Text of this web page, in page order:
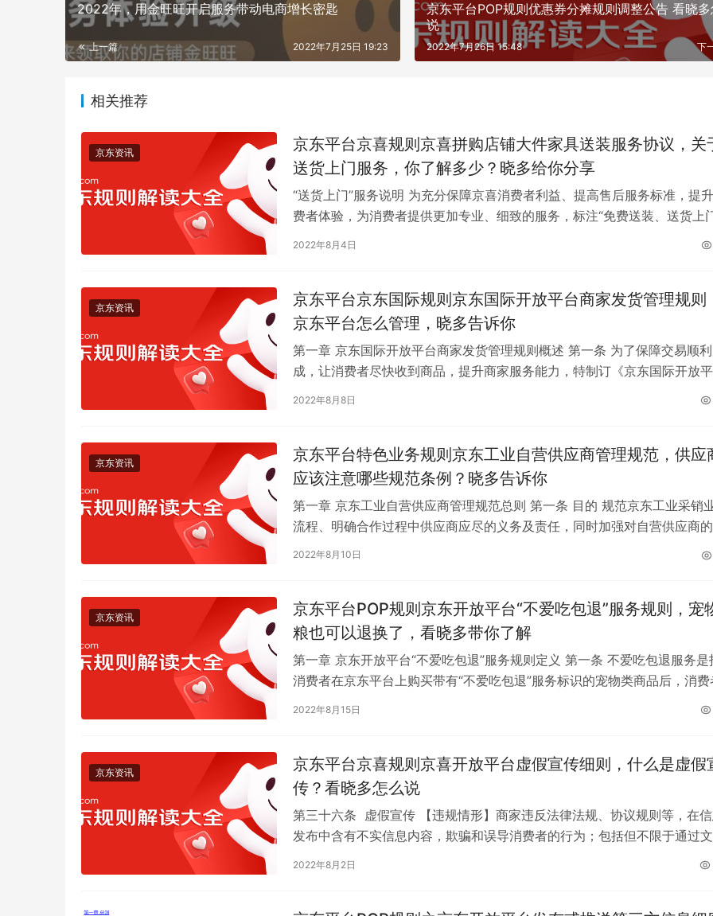
2022年，用金旺旺开启服务带动电商增长密匙
上一篇 2022年7月25日 19:23
京东平台POP规则优惠券分摊规则调整公告 看晓多怎么
说
下
2022年7月26日 15:48
相关推荐
京东资讯
京东平台京喜规则京喜拼购店铺大件家具送装服务协议，关
送货上门服务，你了解多少？晓多给你分享
“送货上门”服务说明 为充分保障京喜消费者利益、提高售后服务标准，提
费者体验，为消费者提供更加专业、细致的服务，标注“免费送装、送货上
的拼购商家需承诺按照如下服务规范为京喜…
2022年8月4日
京东资讯
京东平台京东国际规则京东国际开放平台商家发货管理规则
京东平台怎么管理，晓多告诉你
第一章 京东国际开放平台商家发货管理规则概述 第一条 为了保障交易顺
成，让消费者尽快收到商品，提升商家服务能力，特制订《京东国际开放
2022年8月8日
京东资讯
京东平台特色业务规则京东工业自营供应商管理规范，供应
应该注意哪些规范条例？晓多告诉你
第一章 京东工业自营供应商管理规范总则 第一条 目的 规范京东工业采销
流程、明确合作过程中供应商应尽的义务及责任，同时加强对自营供应商
理，包括对关联公司的管理。 第二条 适…
2022年8月10日
京东资讯
京东平台POP规则京东开放平台“不爱吃包退”服务规则，宠
粮也可以退换了，看晓多带你了解
第一章 京东开放平台“不爱吃包退”服务规则定义 第一条 不爱吃包退服务是
消费者在京东平台上购买带有“不爱吃包退”服务标识的宠物类商品后，消费
在签收后的7日内（自签收次日零时起满…
2022年8月15日
京东资讯
京东平台京喜规则京喜开放平台虚假宣传细则，什么是虚假
传？看晓多怎么说
第三十六条 虚假宣传 【违规情形】商家违反法律法规、协议规则等，在
发布中含有不实信息内容，欺骗和误导消费者的行为；包括但不限于通过文
字、图片、视频等方式明示或暗示与…
2022年8月2日